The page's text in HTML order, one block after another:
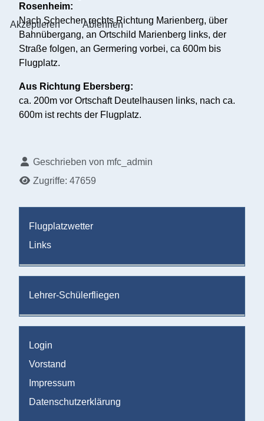
Flugplatzwetter
Links
Lehrer-Schülerfliegen
Login
Vorstand
Impressum
Datenschutzerklärung
Rosenheim:
Nach Schechen rechts Richtung Marienberg, über
Bahnübergang, an Ortschild Marienberg links, der
Straße folgen, an Germering vorbei, ca 600m bis
Flugplatz.
Aus Richtung Ebersberg:
ca. 200m vor Ortschaft Deutelhausen links, nach ca.
600m ist rechts der Flugplatz.
Details
Geschrieben von mfc_admin
Zugriffe: 47659
Akzeptieren Ablehnen